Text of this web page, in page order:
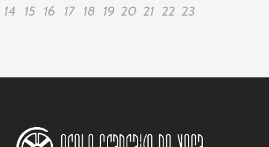
14
15 16 17 18 19 20 21 22 23